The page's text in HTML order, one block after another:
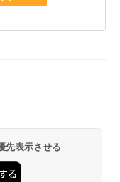
先表示させる